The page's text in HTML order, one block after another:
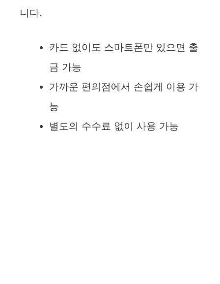
니다.
카드 없이도 스마트폰만 있으면 출
금 가능
가까운 편의점에서 손쉽게 이용 가
능
별도의 수수료 없이 사용 가능